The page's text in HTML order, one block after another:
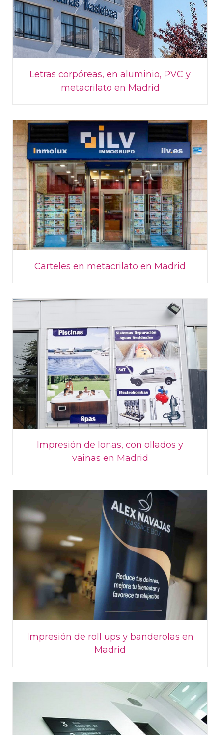
Letras corpóreas, en aluminio, PVC y
metacrilato en Madrid
Carteles en metacrilato en Madrid
Impresión de lonas, con ollados y
vainas en Madrid
Impresión de roll ups y banderolas en
Madrid